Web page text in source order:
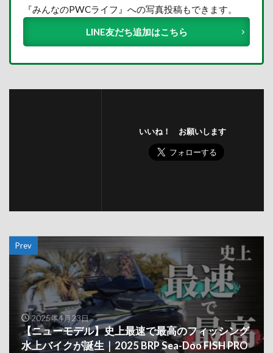
『みんなのPWCライフ』への写真投稿もできます。
LINE友だち追加はこちら
いいね！ お願いします
Prev
2025年4月23日
【ニューモデル】史上最速で最高のフィッシング
水上バイクが誕生｜2025 BRP Sea-Doo FISH PRO